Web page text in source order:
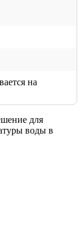
на
для
воды в